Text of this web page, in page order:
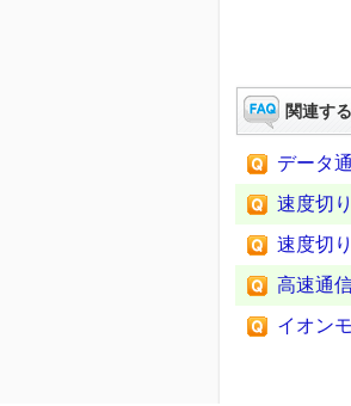
関連す
データ
速度切
速度切
高速通
イオン